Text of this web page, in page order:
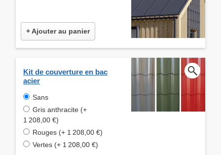
+ Ajouter au panier
Kit de couverture en bac
acier
Sans
Gris anthracite (+
1 208,00 €)
Rouges (+ 1 208,00 €)
Vertes (+ 1 208,00 €)